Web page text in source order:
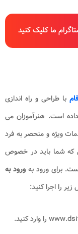
ما کلیک کنید
با طراحی و راه اندازی
داده است. هنرآموزان می
ویژه و منحصر به فرد
که شما باید در خصوص
برای ورود بهورود به
زیر را اجرا کنید: